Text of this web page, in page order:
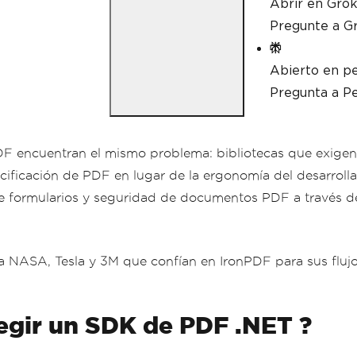
Abrir en Grok
Pregunte a
Abierto en
Pregunta a
encuentran el mismo problema: bibliotecas que
de PDF en lugar de la ergonomía del
formularios y seguridad de documentos PDF a través
NASA, Tesla y 3M que confían en IronPDF para sus
un SDK de PDF .NET ?